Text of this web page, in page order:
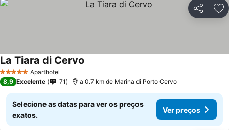
Partilhar
5 Estrelas Aparthotel
La Tiara di Cervo
8,9 Excelente 71 a 0.7 km de Marina di Porto Cervo
Selecione as datas para ver os preços
exatos.
Ver preços